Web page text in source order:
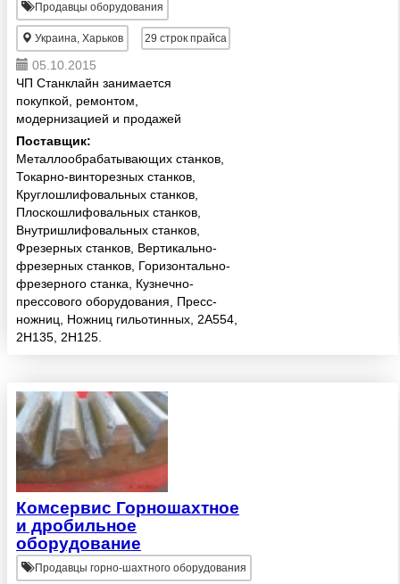
Продавцы оборудования
Украина, Харьков 29 строк прайса
05.10.2015
ЧП Станклайн занимается
покупкой, ремонтом,
модернизацией и продажей
металлообрабатывающего и
кузнечно-прессового
оборудования.
Поставщик:
Металлообрабатывающих станков,
Токарно-винторезных станков,
Круглошлифовальных станков,
Плоскошлифовальных станков,
Внутришлифовальных станков,
Фрезерных станков, Вертикально-
фрезерных станков, Горизонтально-
фрезерного станка, Кузнечно-
прессового оборудования, Пресс-
ножниц, Ножниц гильотинных, 2А554,
2Н135, 2Н125.
Комсервис Горношахтное
и дробильное
оборудование
Продавцы горно-шахтного оборудования